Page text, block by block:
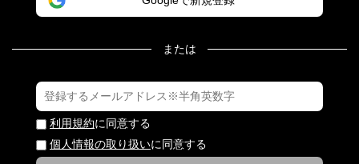
または
利用規約に同意する
個人情報の取り扱いに同意する